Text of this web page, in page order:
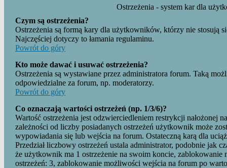
Ostrzeżenia - system kar dla
Czym są ostrzeżenia?
Ostrzeżenia są formą kary dla użytkowników, którzy nie stosują
Najczęściej dotyczy to łamania regulaminu.
Powrót do góry
Kto może dawać i usuwać ostrzeżenia?
Ostrzeżenia są wystawiane przez administratora forum. Taką
odpowiedzialne za forum, np. moderatorzy.
Powrót do góry
Co oznaczają wartości ostrzeżeń (np. 1/3/6)?
Wartość ostrzeżenia jest odzwierciedleniem restrykcji nałożonej
zależności od liczby posiadanych ostrzeżeń użytkownik może
wypowiadania się lub wejścia na forum. Ostateczną karą dla
Przedział liczbowy ostrzeżeń ustala administrator, podobnie jak
że użytkownik ma 1 ostrzeżenie na swoim koncie,
ostrzeżeń: 3, zablokowanie możliwości wejścia na forum po